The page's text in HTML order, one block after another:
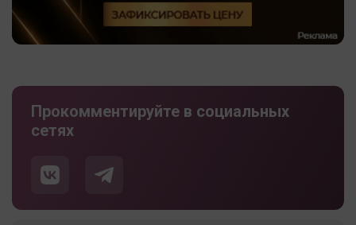
Прокомментируйте в социальных
сетях